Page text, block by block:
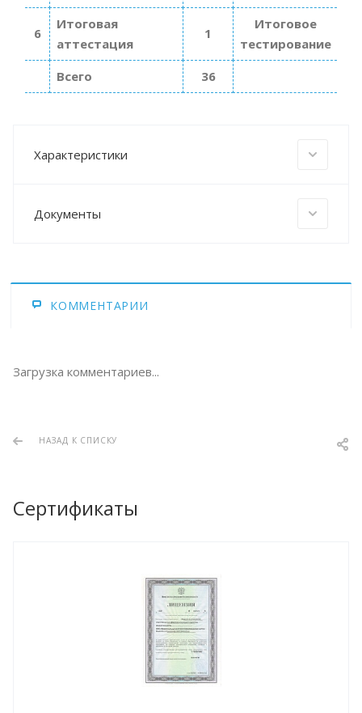
6
Итоговая
аттестация
1
Итоговое
тестирование
Всего
36
Характеристики
Документы
КОММЕНТАРИИ
Загрузка комментариев...
НАЗАД К СПИСКУ
Сертификаты